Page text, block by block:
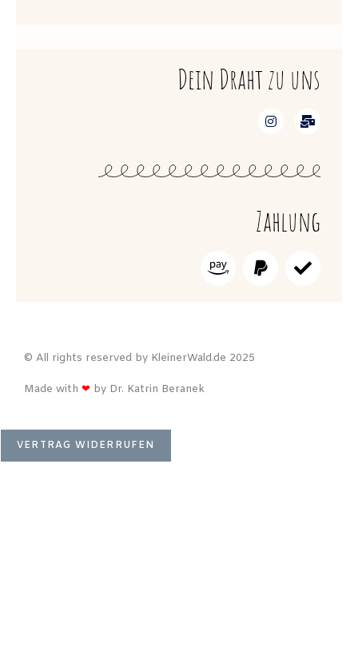
Dein Draht zu uns
Zahlung
© All rights reserved by KleinerWald.de 2025
Made with ❤ by Dr. Katrin Beranek
VERTRAG WIDERRUFEN